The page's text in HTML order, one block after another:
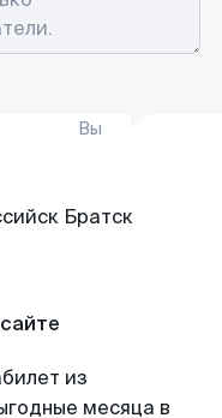
Вы
из
месяца в